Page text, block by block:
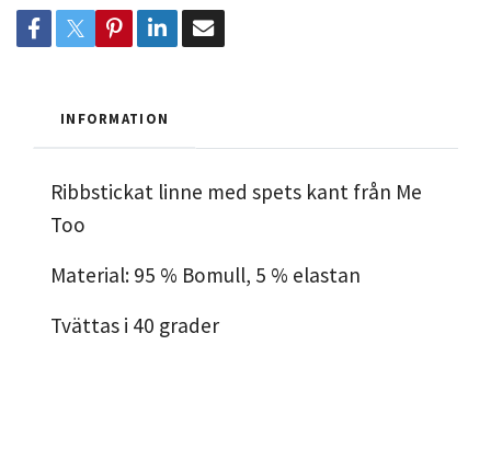
INFORMATION
Ribbstickat linne med spets kant från Me
Too
Material: 95 % Bomull, 5 % elastan
Tvättas i 40 grader